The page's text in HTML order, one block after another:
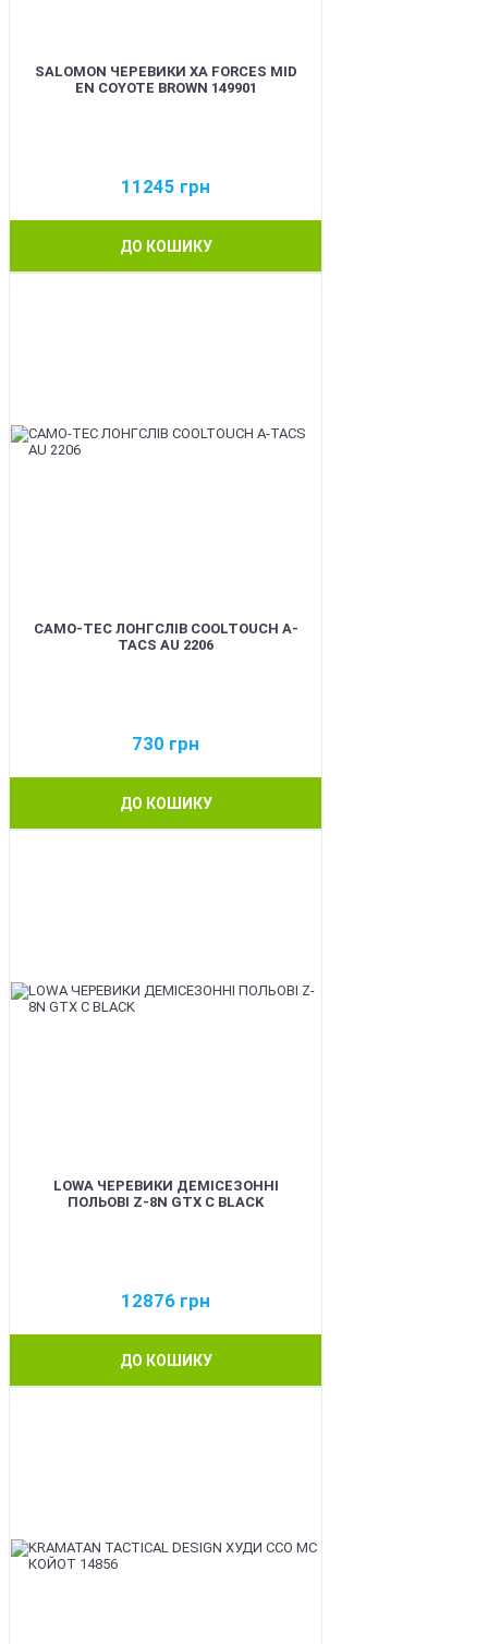
SALOMON ЧЕРЕВИКИ XA FORCES MID
EN COYOTE BROWN 149901
11245 грн
ДО КОШИКУ
CAMO-TEC ЛОНГСЛІВ COOLTOUCH A-
TACS AU 2206
730 грн
ДО КОШИКУ
LOWA ЧЕРЕВИКИ ДЕМІСЕЗОННІ
ПОЛЬОВІ Z-8N GTX C BLACK
12876 грн
ДО КОШИКУ